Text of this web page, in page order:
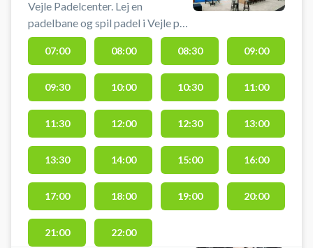
Vejle Padelcenter. Lej en
padelbane og spil padel i Vejle på
en af doublebanerne med 12
meter loftshøjde i byens største
padelklub. Du finder Vejle
Padelcenter på Hellumvej 7, 7100
Vejle - lige ved Vejle Boldklub og
VB Parken. Hos Vejle Padelcenter
findes parkering lige ved
padelcentret, hvor du finder 12
indendørs paddelbaner, hvoraf 10
double- og 2 singlebaner.
Padelcentert tilbyder leje af bat
og køb af bolde.
07:00 08:00 08:30 09:00
09:30 10:00 10:30 11:00
11:30 12:00 12:30 13:00
13:30 14:00 15:00 16:00
17:00 18:00 19:00 20:00
21:00 22:00